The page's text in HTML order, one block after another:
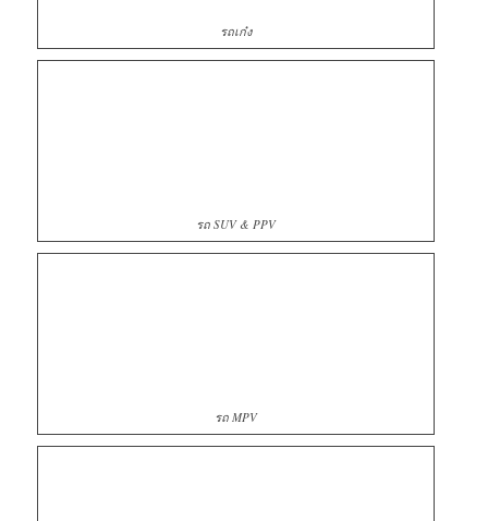
รถเก๋ง
รถ SUV & PPV
รถ MPV